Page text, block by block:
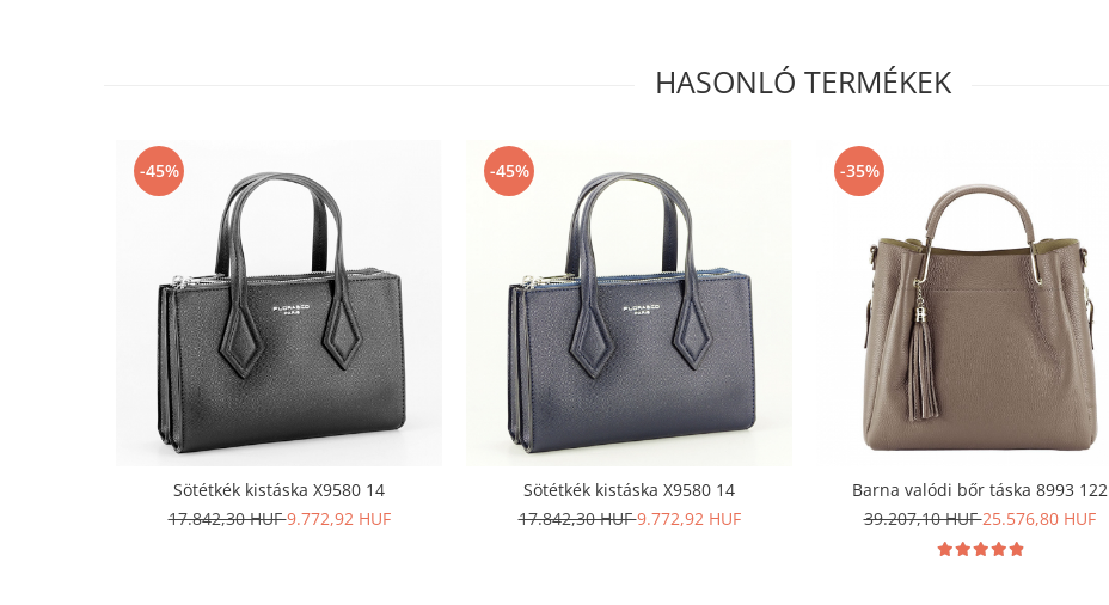
HASONLÓ TERMÉKEK
-45%
Sötétkék kistáska X9580 14
17.842,30 HUF9.772,92 HUF
-45%
Sötétkék kistáska X9580 14
17.842,30 HUF9.772,92 HUF
-35%
Barna valódi bőr táska 8993 122
39.207,10 HUF25.576,80 HUF